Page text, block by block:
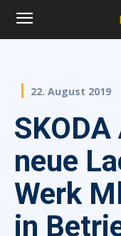
22. August 2019
neue
Werk
in